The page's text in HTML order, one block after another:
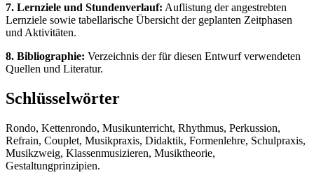
7. Lernziele und Stundenverlauf: Auflistung der angestrebten
Lernziele sowie tabellarische Übersicht der geplanten Zeitphasen
und Aktivitäten.
8. Bibliographie: Verzeichnis der für diesen Entwurf verwendeten
Quellen und Literatur.
Schlüsselwörter
Rondo, Kettenrondo, Musikunterricht, Rhythmus, Perkussion,
Refrain, Couplet, Musikpraxis, Didaktik, Formenlehre, Schulpraxis,
Musikzweig, Klassenmusizieren, Musiktheorie,
Gestaltungprinzipien.